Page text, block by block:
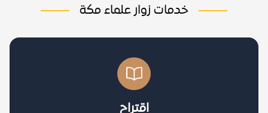
خدمات زوار علماء مكة
اقتراح